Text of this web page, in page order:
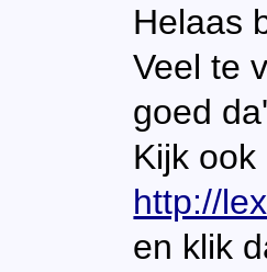
Helaas
Veel te
goed
Kijk
http://
en klik